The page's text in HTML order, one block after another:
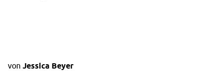
von Jessica Beyer